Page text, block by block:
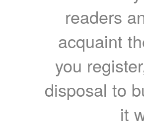
readers
acquaint
you
disposal to
it